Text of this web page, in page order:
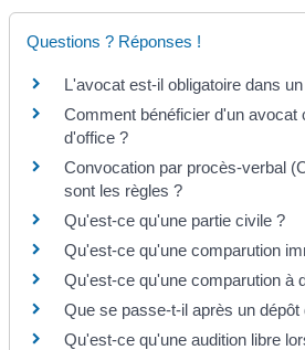
Questions ? Réponses !
L'avocat est-il obligatoire dans
Comment bénéficier d'un avocat
d'office ?
Convocation par procès-verbal
sont les règles ?
Qu'est-ce qu'une partie civile ?
Qu'est-ce qu'une comparution
Qu'est-ce qu'une comparution à
Que se passe-t-il après un dépôt
Qu'est-ce qu'une audition libre